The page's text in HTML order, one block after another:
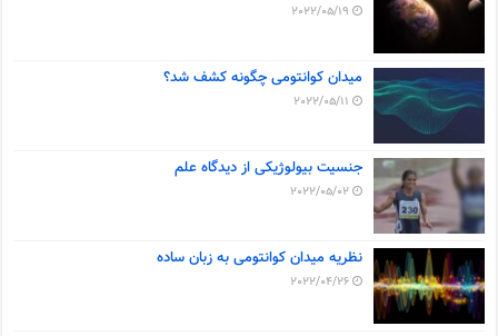
2022/05/19
میدان کوانتومی چگونه کشف شد؟
2022/05/11
جنسیت بیولوژیکی از دیدگاه علم
2022/05/02
نظریه میدان کوانتومی به زبان ساده
2022/04/26